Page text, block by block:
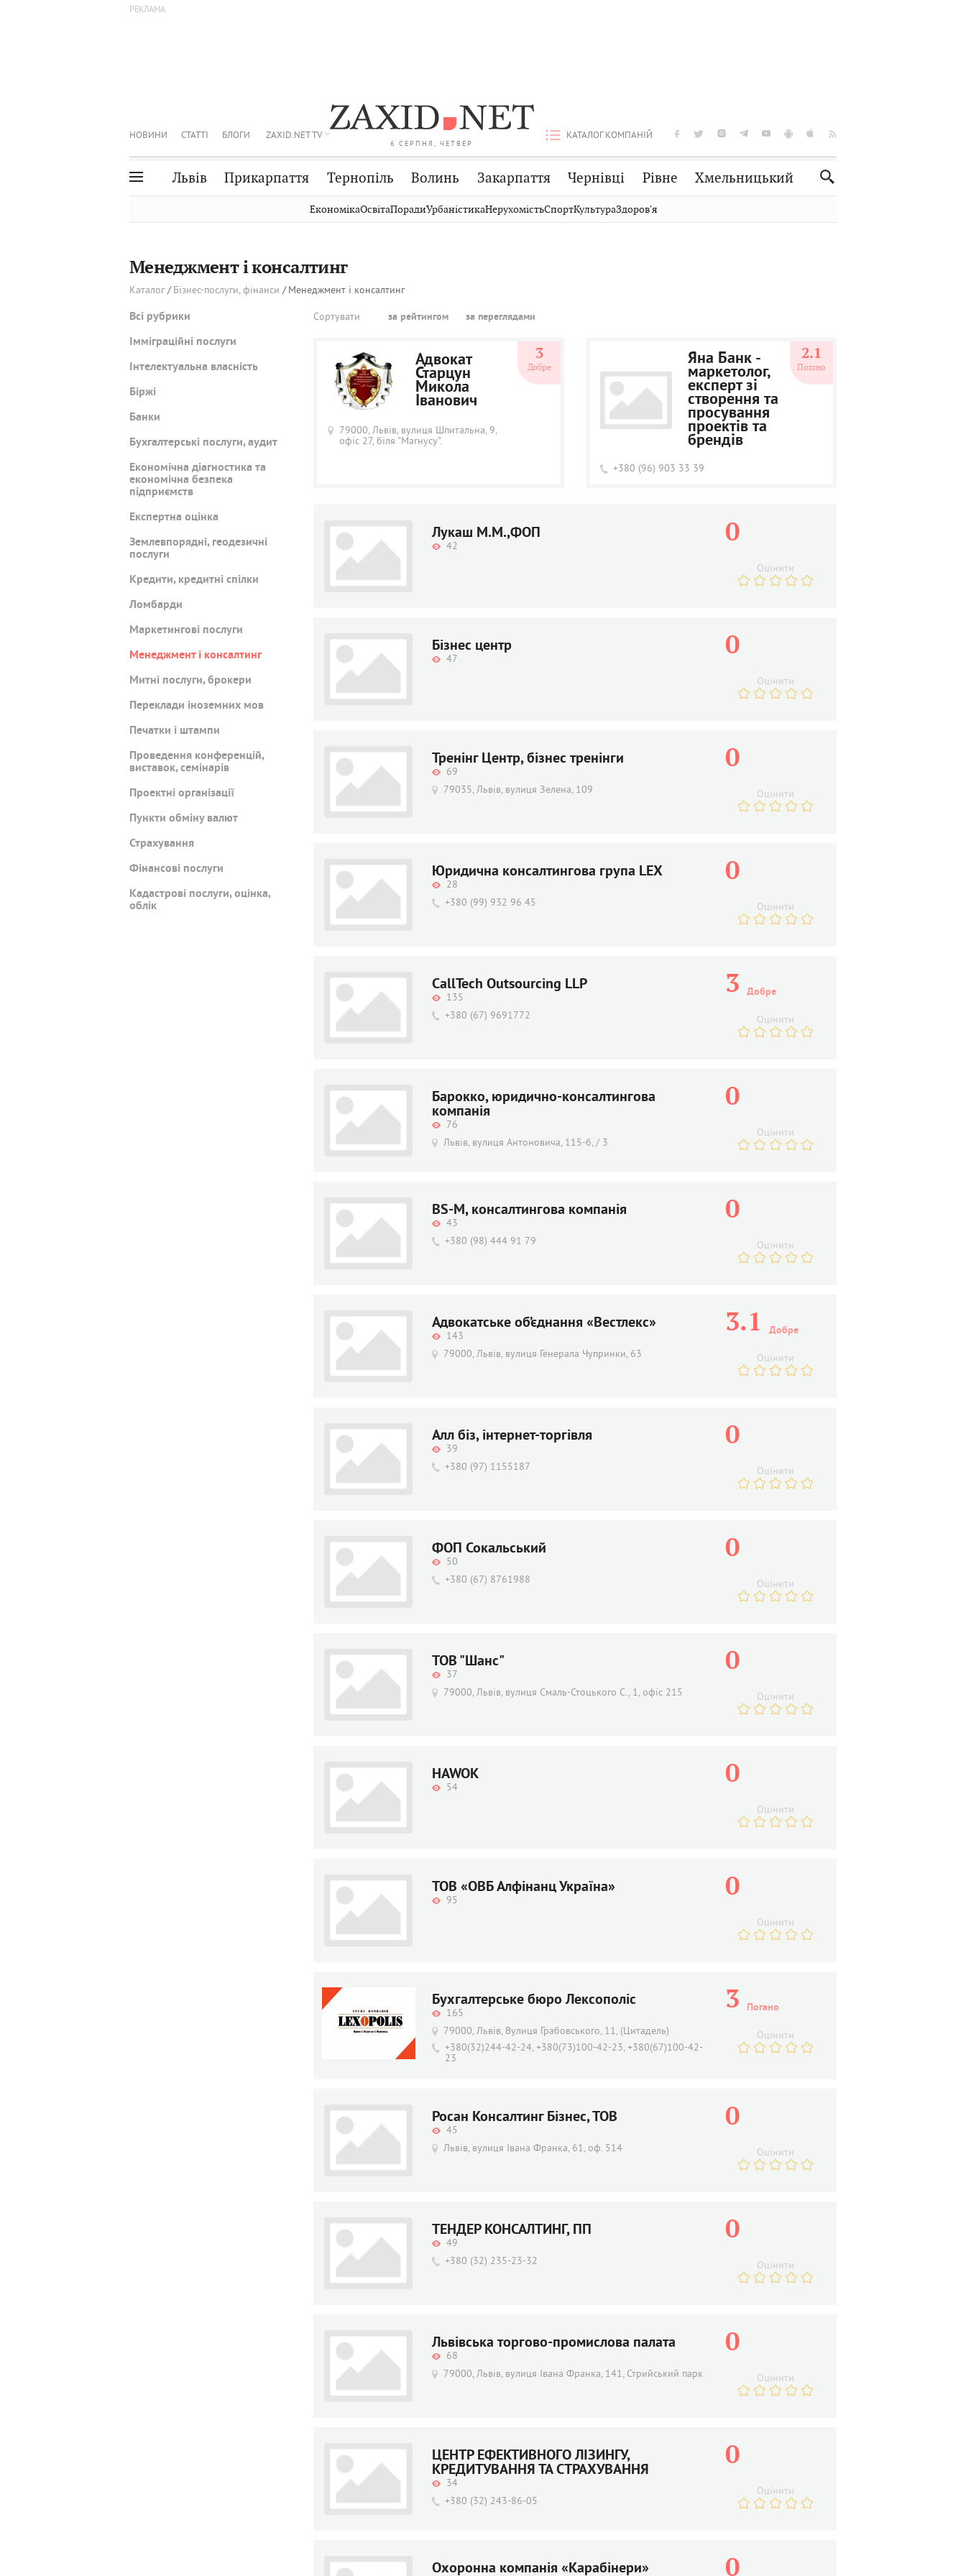
6 СЕРПНЯ, ЧЕТВЕР
НОВИНИ СТАТТІ БЛОГИ ZAXID.NET TV КАТАЛОГ КОМПАНІЙ
Львів Прикарпаття Тернопіль Волинь Закарпаття Чернівці Рівне Хмельницький
Чернівці
Стрий
Публікації Авто Словко
ЕкономікаОсвітаПорадиУрбаністикаНерухомістьСпортКультураЗдоровʼя
Менеджмент і консалтинг
Каталог Бізнес-послуги, фінанси Менеджмент і консалтинг
Всі рубрики
Імміграційні послуги
Інтелектуальна власність
Біржі
Банки
Бухгалтерські послуги, аудит
Економічна діагностика та
економічна безпека
підприємств
Експертна оцінка
Землевпорядні, геодезичні
послуги
Кредити, кредитні спілки
Ломбарди
Маркетингові послуги
Менеджмент і консалтинг
Митні послуги, брокери
Переклади іноземних мов
Печатки і штампи
Проведення конференцій,
виставок, семінарів
Проектні організації
Пункти обміну валют
Страхування
Фінансові послуги
Кадастрові послуги, оцінка,
облік
Сортувати за рейтингом за переглядами
Адвокат
Старцун
Микола
Іванович
79000, Львів, вулиця Шпитальна, 9,
офіс 27, біля "Магнусу".
3
Добре Яна Банк -
маркетолог,
експерт зі
створення та
просування
проектів та
брендів
+380 (96) 903 33 39
2.1
Погано
Лукаш М.М.,ФОП
42 0
Оцінити
Бізнес центр
47 0
Оцінити
Тренінг Центр, бізнес тренінги
69
79035, Львів, вулиця Зелена, 109
0
Оцінити
Юридична консалтингова група LEX
28
+380 (99) 932 96 45
0
Оцінити
CallTech Outsourcing LLP
135
+380 (67) 9691772
3 Добре
Оцінити
Барокко, юридично-консалтингова
компанія
76
Львів, вулиця Антоновича, 115-б, / 3
0
Оцінити
BS-M, консалтингова компанія
43
+380 (98) 444 91 79
0
Оцінити
Адвокатське об’єднання «Вестлекс»
143
79000, Львів, вулиця Генерала Чупринки, 63
3.1 Добре
Оцінити
Алл біз, інтернет-торгівля
39
+380 (97) 1155187
0
Оцінити
ФОП Сокальський
50
+380 (67) 8761988
0
Оцінити
ТОВ "Шанс"
37
79000, Львів, вулиця Смаль-Стоцького С., 1, офіс 215
0
Оцінити
HAWOK
54 0
Оцінити
ТОВ «ОВБ Алфінанц Україна»
95 0
Оцінити
Бухгалтерське бюро Лексополіс
165
79000, Львів, Вулиця Грабовського, 11, (Цитадель)
+380(32)244-42-24, +380(73)100-42-23, +380(67)100-42-
23
3 Погано
Оцінити
Росан Консалтинг Бізнес, ТОВ
45
Львів, вулиця Івана Франка, 61, оф. 514
0
Оцінити
ТЕНДЕР КОНСАЛТИНГ, ПП
49
+380 (32) 235-23-32
0
Оцінити
Львівська торгово-промислова палата
68
79000, Львів, вулиця Івана Франка, 141, Стрийський парк
0
Оцінити
ЦЕНТР ЕФЕКТИВНОГО ЛІЗИНГУ,
КРЕДИТУВАННЯ ТА СТРАХУВАННЯ
34
+380 (32) 243-86-05
0
Оцінити
Охоронна компанія «Карабінери» 0